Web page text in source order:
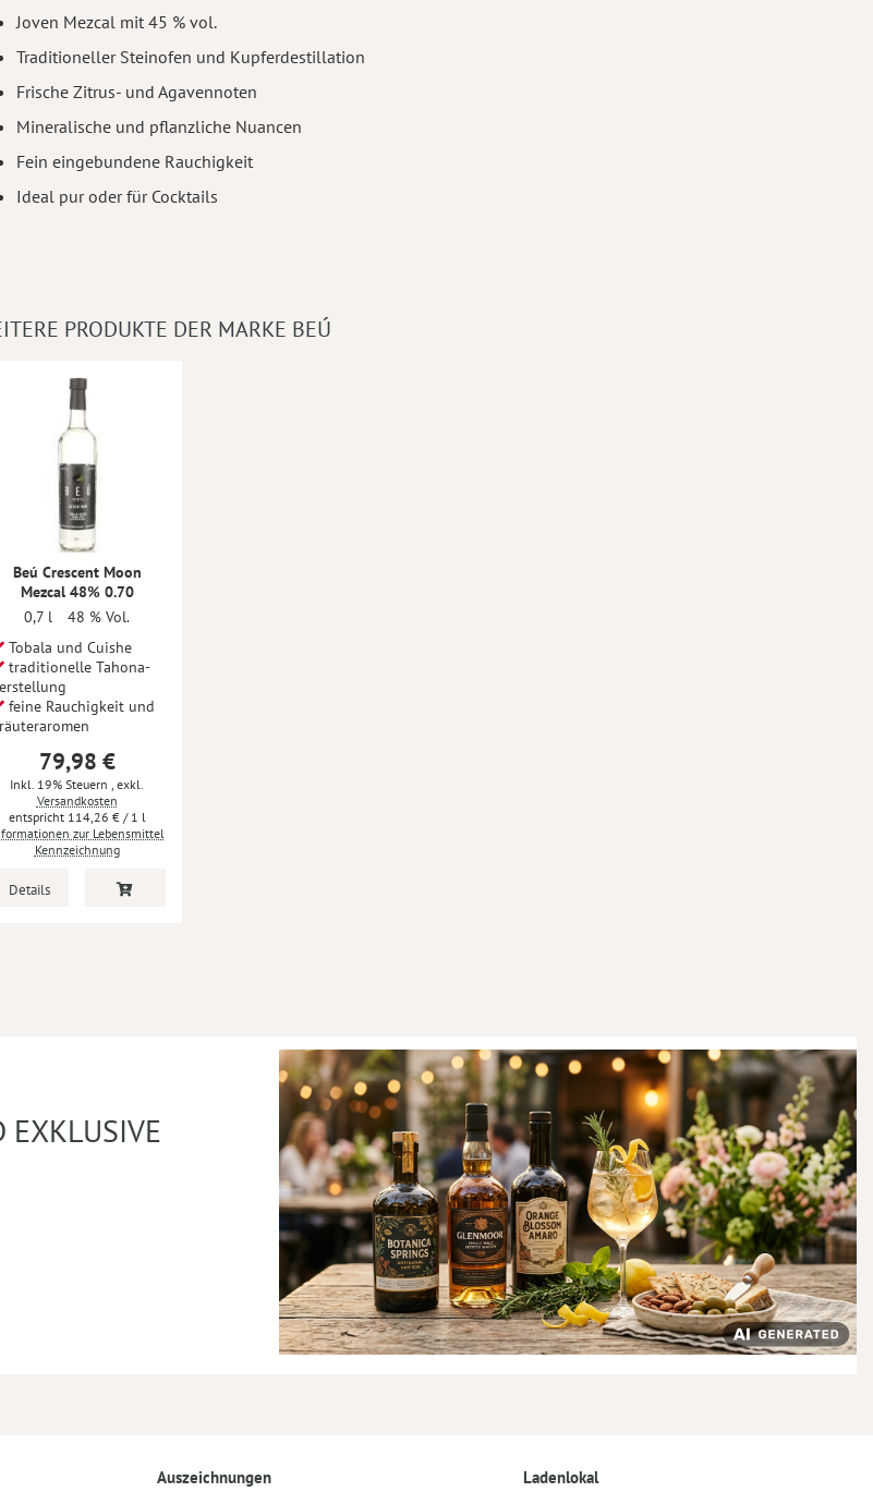
Joven Mezcal mit 45 % vol.
Traditioneller Steinofen und Kupferdestillation
Frische Zitrus- und Agavennoten
Mineralische und pflanzliche Nuancen
Fein eingebundene Rauchigkeit
Ideal pur oder für Cocktails
PRODUKTE DER MARKE BEÚ
Beú Crescent Moon
Mezcal 48% 0.70
0,7 l
48 % Vol.
Tobala und Cuishe
traditionelle Tahona-
feine Rauchigkeit und
79,98 €
Inkl. 19% Steuern, exkl.
Versandkosten
114,26 €/ 1 l
zur Lebensmittel
Kennzeichnung
Details
EXKLUSIVE
Auszeichnungen Ladenlokal